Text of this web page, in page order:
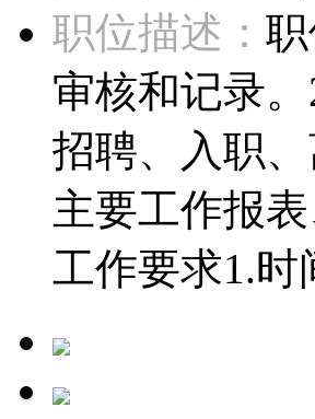
职位描述：
审核和记录
招聘、入职
主要工作报
工作要求1.时